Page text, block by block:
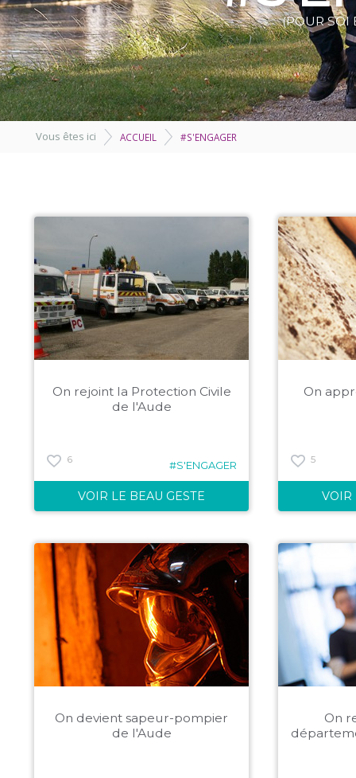
(POUR SOI
Vous êtes ici ACCUEIL #S'ENGAGER
On rejoint la Protection Civile
de l'Aude
6 #S'ENGAGER
VOIR LE BEAU GESTE
On
5
VOIR
On devient sapeur-pompier
de l'Aude
On